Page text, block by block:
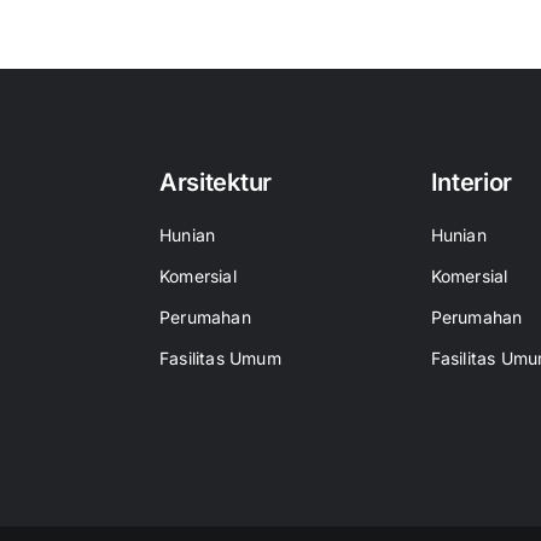
Arsitektur
Hunian
Komersial
Perumahan
Fasilitas Umum
Interior
Hunian
Komersial
Perumahan
Fasilitas